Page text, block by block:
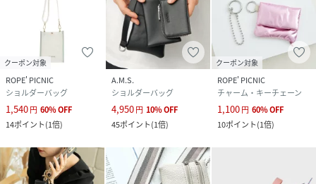
クーポン対象
ROPE' PICNIC
ショルダーバッグ
1,540円 60%OFF
14ポイント(1倍)
A.M.S.
ショルダーバッグ
4,950円 10%OFF
45ポイント(1倍)
クーポン対象
ROPE' PICNIC
チャーム・キーチェーン
1,100円 60%OFF
10ポイント(1倍)